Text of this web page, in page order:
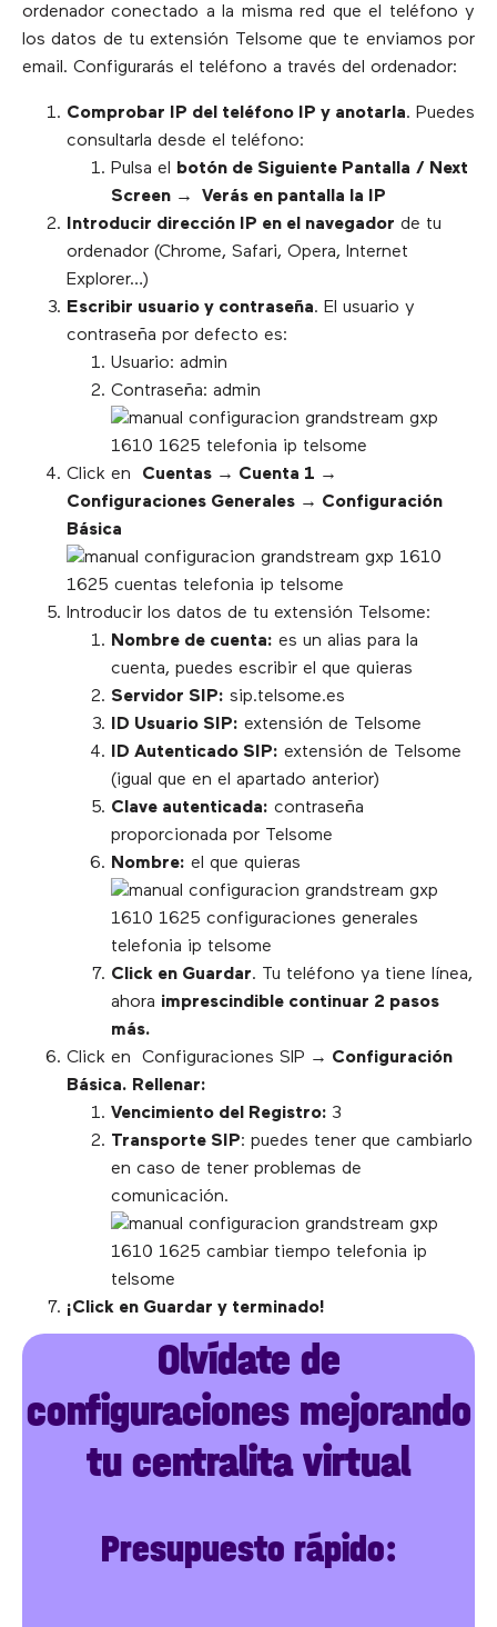
ordenador conectado a la misma red que el teléfono y
los datos de tu extensión Telsome que te enviamos por
email. Configurarás el teléfono a través del ordenador:
Comprobar IP del teléfono IP y anotarla. Puedes
consultarla desde el teléfono:
Pulsa el
botón de Siguiente Pantalla / Next
Screen → Verás en pantalla la IP
Introducir dirección IP en el navegador de tu
ordenador (Chrome, Safari, Opera, Internet
Explorer…)
Escribir usuario y contraseña. El usuario y
contraseña por defecto es:
Usuario: admin
Contraseña: admin
Click en Cuentas → Cuenta 1 →
Configuraciones Generales → Configuración
Básica
Introducir los datos de tu extensión Telsome:
Nombre de cuenta: es un alias para la
cuenta, puedes escribir el que quieras
Servidor SIP: sip.telsome.es
ID Usuario SIP: extensión de Telsome
ID Autenticado SIP: extensión de Telsome
(igual que en el apartado anterior)
Clave autenticada: contraseña
proporcionada por Telsome
Nombre: el que quieras
Click en Guardar. Tu teléfono ya tiene línea,
ahora imprescindible continuar 2 pasos
más.
Click en Configuraciones SIP → Configuración
Básica. Rellenar:
Vencimiento del Registro: 3
Transporte SIP: puedes tener que cambiarlo
en caso de tener problemas de
comunicación.
¡Click en Guardar y terminado!
Olvídate de
configuraciones mejorando
tu centralita virtual
Presupuesto rápido: